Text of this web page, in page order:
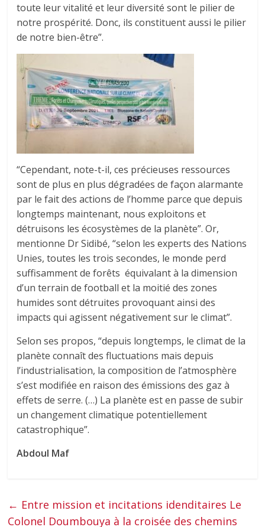
toute leur vitalité et leur diversité sont le pilier de
notre prospérité. Donc, ils constituent aussi le pilier
de notre bien-être”.
“Cependant, note-t-il, ces précieuses ressources
sont de plus en plus dégradées de façon alarmante
par le fait des actions de l’homme parce que depuis
longtemps maintenant, nous exploitons et
détruisons les écosystèmes de la planète”. Or,
mentionne Dr Sidibé, “selon les experts des Nations
Unies, toutes les trois secondes, le monde perd
suffisamment de forêts équivalant à la dimension
d’un terrain de football et la moitié des zones
humides sont détruites provoquant ainsi des
impacts qui agissent négativement sur le climat”.
Selon ses propos, “depuis longtemps, le climat de la
planète connaît des fluctuations mais depuis
l’industrialisation, la composition de l’atmosphère
s’est modifiée en raison des émissions des gaz à
effets de serre. (…) La planète est en passe de subir
un changement climatique potentiellement
catastrophique”.
Abdoul Maf
← Entre mission et incitations idenditaires Le
Colonel Doumbouya à la croisée des chemins